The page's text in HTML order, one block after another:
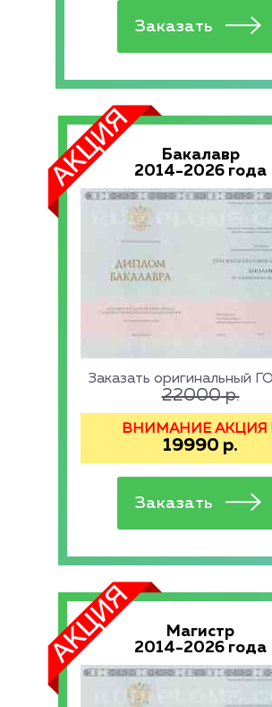
Бакалавр
2014-2026 года
Заказать оригинальный
22000р.
ВНИМАНИЕ АКЦИЯ
19990 р.
Магистр
2014-2026 года